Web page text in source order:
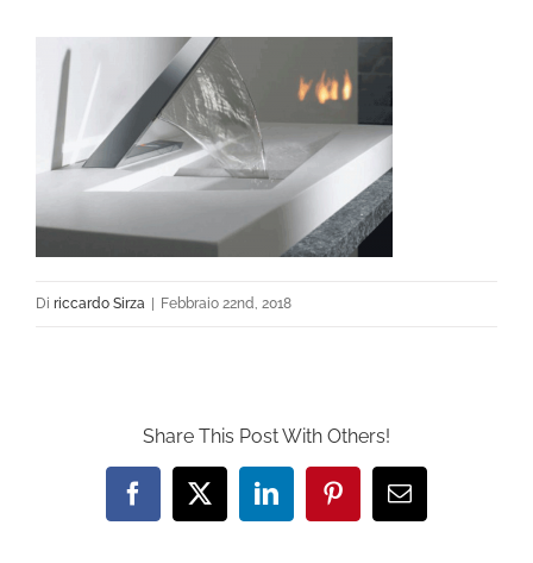
Di riccardo Sirza | Febbraio 22nd, 2018
Share This Post With Others!
Facebook
X LinkedInPinterestEmail